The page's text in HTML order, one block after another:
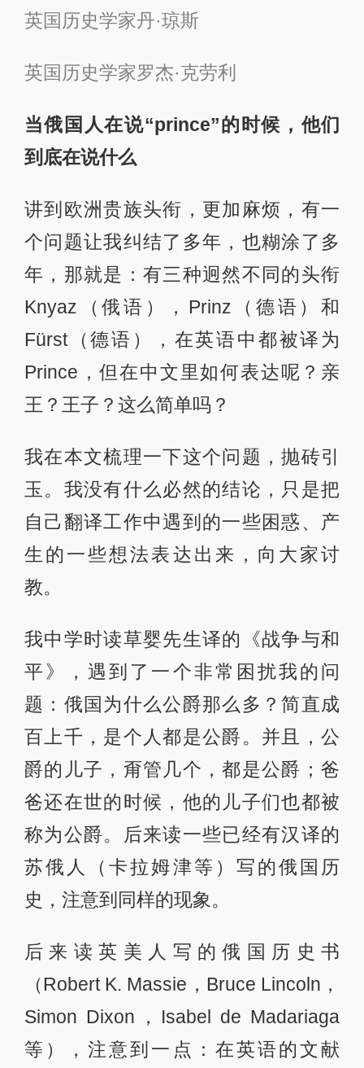
英国历史学家丹·琼斯
英国历史学家罗杰·克劳利
当俄国人在说“prince”的时候，他们
到底在说什么
讲到欧洲贵族头衔，更加麻烦，有一
个问题让我纠结了多年，也糊涂了多
年，那就是：有三种迥然不同的头衔
Knyaz（俄语），Prinz（德语）和
Fürst（德语），在英语中都被译为
Prince，但在中文里如何表达呢？亲
王？王子？这么简单吗？
我在本文梳理一下这个问题，抛砖引
玉。我没有什么必然的结论，只是把
自己翻译工作中遇到的一些困惑、产
生的一些想法表达出来，向大家讨
教。
我中学时读草婴先生译的《战争与和
平》，遇到了一个非常困扰我的问
题：俄国为什么公爵那么多？简直成
百上千，是个人都是公爵。并且，公
爵的儿子，甭管几个，都是公爵；爸
爸还在世的时候，他的儿子们也都被
称为公爵。后来读一些已经有汉译的
苏俄人（卡拉姆津等）写的俄国历
史，注意到同样的现象。
后来读英美人写的俄国历史书
（Robert K. Massie，Bruce Lincoln，
Simon Dixon，Isabel de Madariaga
等），注意到一点：在英语的文献